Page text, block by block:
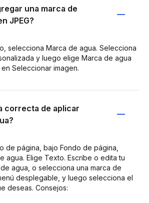
una marca de
JPEG?
selecciona Marca de agua. Selecciona
y luego elige Marca de agua
Seleccionar imagen.
correcta de aplicar
de página, bajo Fondo de página,
agua. Elige Texto. Escribe o edita tu
agua, o selecciona una marca de
desplegable, y luego selecciona el
deseas. Consejos: